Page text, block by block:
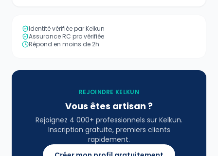
Identité vérifiée par Kelkun
Assurance RC pro vérifiée
Répond en moins de 2h
REJOINDRE KELKUN
Vous êtes artisan ?
Rejoignez 4 000+ professionnels sur Kelkun.
Inscription gratuite, premiers clients
rapidement.